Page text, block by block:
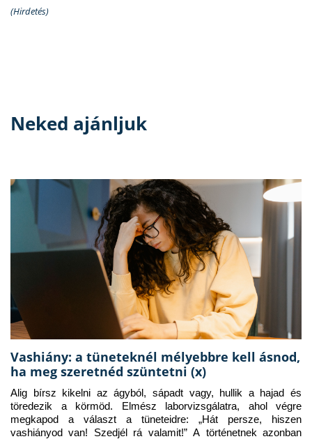
(Hirdetés)
Neked ajánljuk
Vashiány: a tüneteknél mélyebbre kell ásnod,
ha meg szeretnéd szüntetni (x)
Alig bírsz kikelni az ágyból, sápadt vagy, hullik a hajad és
töredezik a körmöd. Elmész laborvizsgálatra, ahol végre
megkapod a választ a tüneteidre: „Hát persze, hiszen
vashiányod van! Szedjél rá valamit!” A történetnek azonban